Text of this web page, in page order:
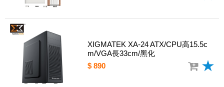
XIGMATEK XA-24 ATX/CPU高15.5c
m/VGA長33cm/黑化
$ 890